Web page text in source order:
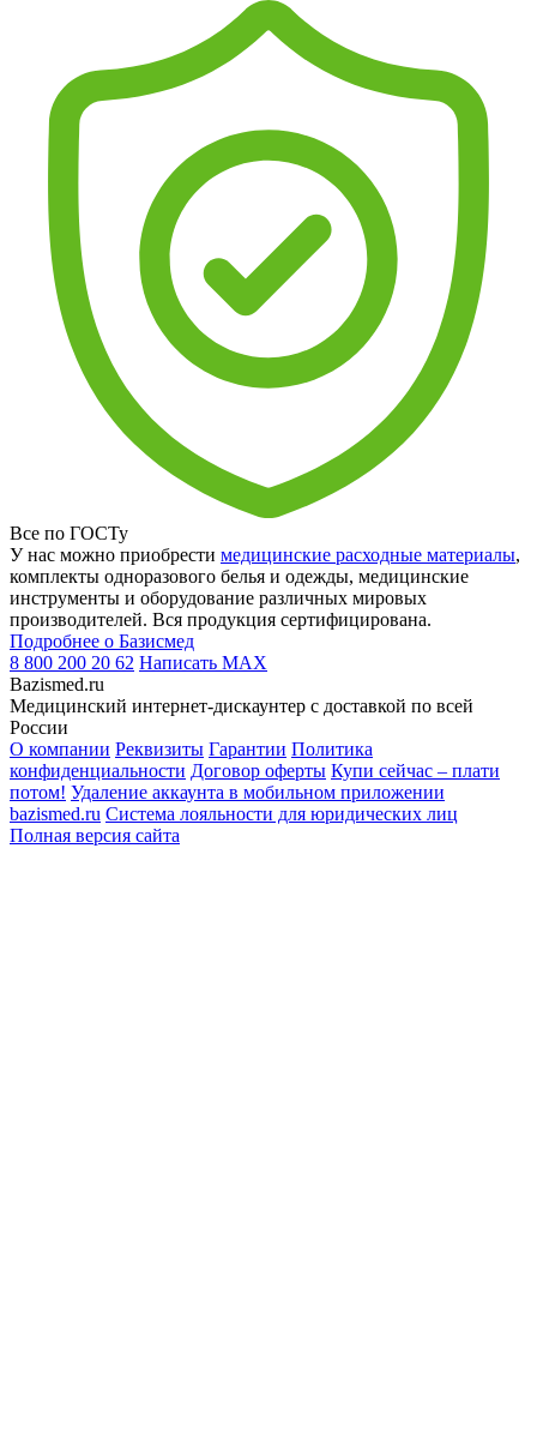
Все по ГОСТу
У нас можно приобрести медицинские расходные материалы,
комплекты одноразового белья и одежды, медицинские
инструменты и оборудование различных мировых
производителей. Вся продукция сертифицирована.
Подробнее о Базисмед
8 800 200 20 62 Написать MAX
Bazismed.ru
Медицинский интернет-дискаунтер с доставкой по всей
России
О компании Реквизиты Гарантии Политика
конфиденциальности Договор оферты Купи сейчас – плати
потом! Удаление аккаунта в мобильном приложении
bazismed.ru Система лояльности для юридических лиц
Полная версия сайта